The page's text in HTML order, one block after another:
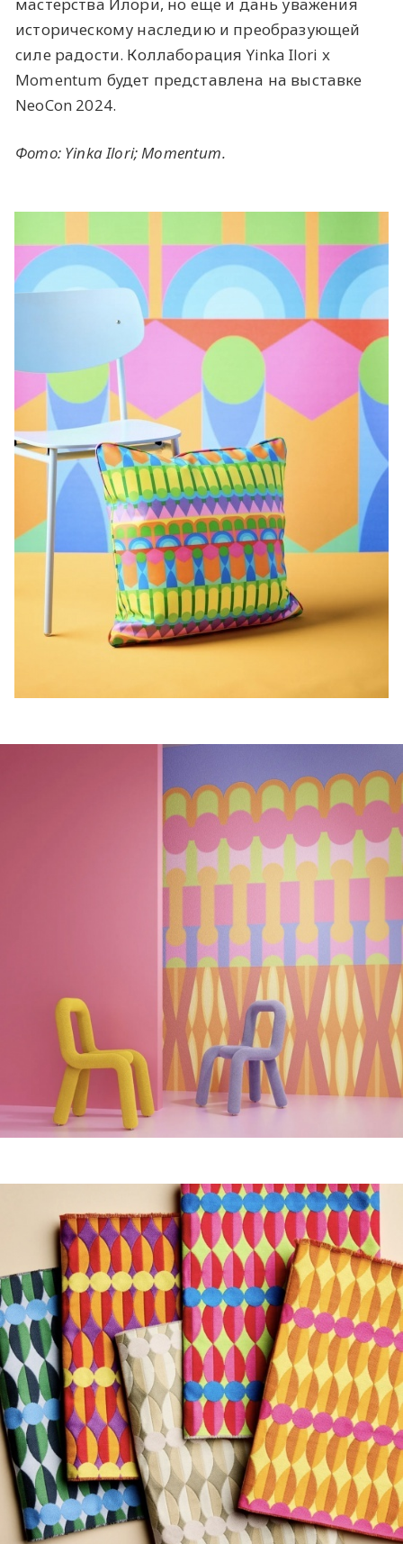
историческому наследию и преобразующей
силе радости. Коллаборация Yinka Ilori x
Momentum будет представлена на выставке
NeoCon 2024.
Фото: Yinka Ilori; Momentum.